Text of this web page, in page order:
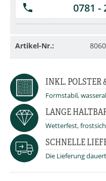
0781 -
Artikel-Nr.: 8060
INKL. POLSTER
Formstabil,
LANGE
Wetterfest,
SCHNELLE
Die Lieferung